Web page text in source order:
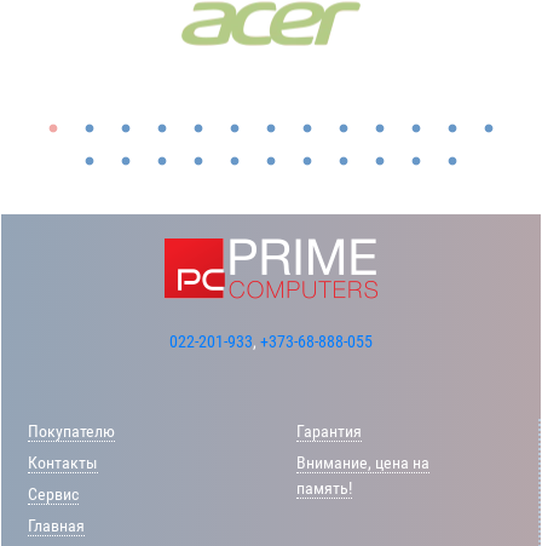
022-201-933, +373-68-888-055
Покупателю
Контакты
Сервис
Главная
Гарантия
Внимание, цена на
память!